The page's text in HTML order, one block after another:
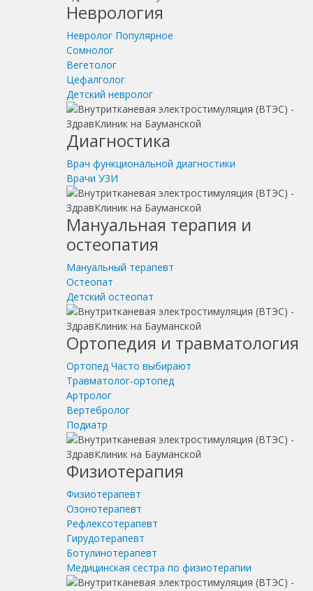
Неврология
Невролог Популярное
Сомнолог
Вегетолог
Цефалголог
Детский невролог
Диагностика
Врач функциональной диагностики
Врачи УЗИ
Мануальная терапия и
остеопатия
Мануальный терапевт
Остеопат
Детский остеопат
Ортопедия и травматология
Ортопед Часто выбирают
Травматолог-ортопед
Артролог
Вертебролог
Подиатр
Физиотерапия
Физиотерапевт
Озонотерапевт
Рефлексотерапевт
Гирудотерапевт
Ботулинотерапевт
Медицинская сестра по физиотерапии